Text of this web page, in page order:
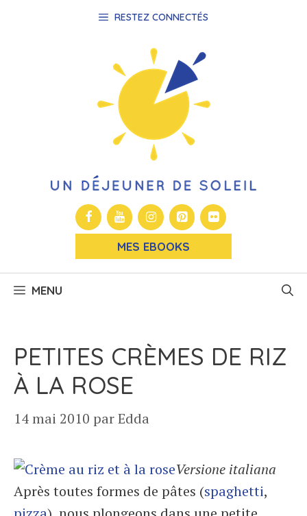
RESTEZ CONNECTÉS
MES EBOOKS
MENU
PETITES CRÈMES DE RIZ
À LA ROSE
14 mai 2010 parEdda
Versione italiana
Après toutes formes de pâtes (spaghetti,